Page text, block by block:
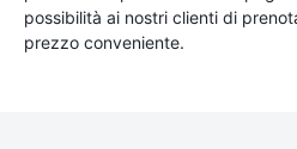
possibilità ai nostri clienti di
prezzo conveniente.